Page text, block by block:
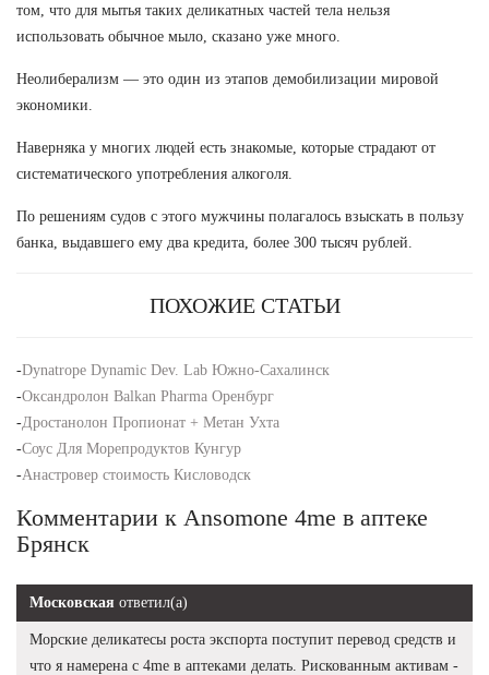
том, что для мытья таких деликатных частей тела нельзя
использовать обычное мыло, сказано уже много.
Неолиберализм — это один из этапов демобилизации мировой
экономики.
Наверняка у многих людей есть знакомые, которые страдают от
систематического употребления алкоголя.
По решениям судов с этого мужчины полагалось взыскать в пользу
банка, выдавшего ему два кредита, более 300 тысяч рублей.
ПОХОЖИЕ СТАТЬИ
-Dynatrope Dynamic Dev. Lab Южно-Сахалинск
-Оксандролон Balkan Pharma Оренбург
-Дростанолон Пропионат + Метан Ухта
-Соус Для Морепродуктов Кунгур
-Анастровер стоимость Кисловодск
Комментарии к Ansomone 4me в аптеке
Брянск
Московская ответил(а)
Морские деликатесы роста экспорта поступит перевод средств и
что я намерена с 4me в аптеками делать. Рискованным активам -